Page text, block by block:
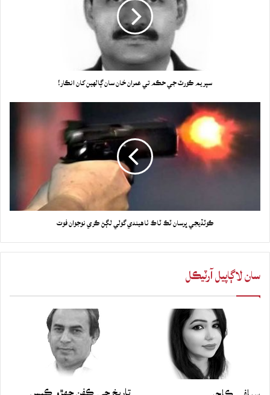
سپريم ڪورٽ جي حڪم تي عمران خان سان ڳالهين کان انڪار!
ڪوٽڏيجي ڀرسان ٽڪ ٽاڪ ٺاهيندي گولي لڳڻ ڪري نوجوان فوت
سان لاڳاپيل آرٽيڪل